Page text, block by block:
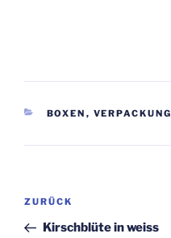
KATEGORIEN
BOXEN , VERPACKUNG
Beitragsnavigation
Vorheriger
Beitrag
ZURÜCK
Kirschblüte in weiss